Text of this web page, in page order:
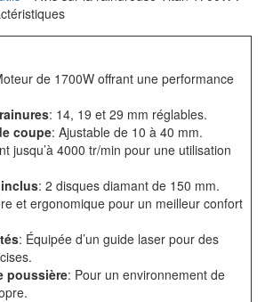
de 1700W offrant une performance
: 14, 19 et 29 mm réglables.
coupe: Ajustable de 10 à 40 mm.
jusqu’à 4000 tr/min pour une utilisation
: 2 disques diamant de 150 mm.
et ergonomique pour un meilleur confort
: Équipée d’un guide laser pour des
poussière: Pour un environnement de